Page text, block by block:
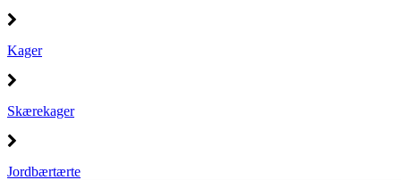
Kager
Skærekager
Jordbærtærte